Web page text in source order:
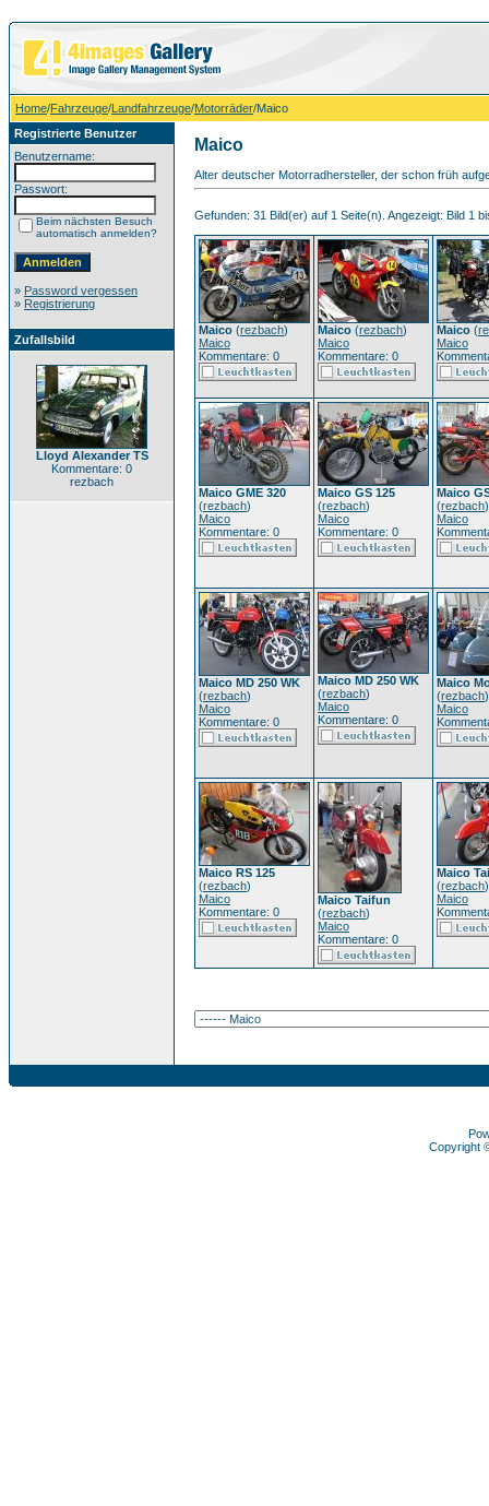
Home/Fahrzeuge/Landfahrzeuge/Motorräder/Maico
Registrierte Benutzer
Benutzername:
Passwort:
Beim nächsten Besuch
automatisch anmelden?
» Password vergessen
» Registrierung
Zufallsbild
Lloyd Alexander TS
Kommentare: 0
rezbach
Maico
Alter deutscher Motorradhersteller, der schon früh
Gefunden: 31 Bild(er) auf 1 Seite(n). Angezeigt: Bild 1
Maico (rezbach)
Maico
Kommentare: 0
Maico (rezbach)
Maico
Kommentare: 0
Maico (
Maico
Maico GME 320
(rezbach)
Maico
Kommentare: 0
Maico GS 125
(rezbach)
Maico
Kommentare: 0
Maico
(rezbach)
Maico
Maico MD 250 WK
(rezbach)
Maico
Kommentare: 0
Maico MD 250 WK
(rezbach)
Maico
Kommentare: 0
Maico
(rezbach)
Maico
Maico RS 125
(rezbach)
Maico
Kommentare: 0
Maico Taifun
(rezbach)
Maico
Kommentare: 0
Maico
(rezbach)
Maico
Copyright